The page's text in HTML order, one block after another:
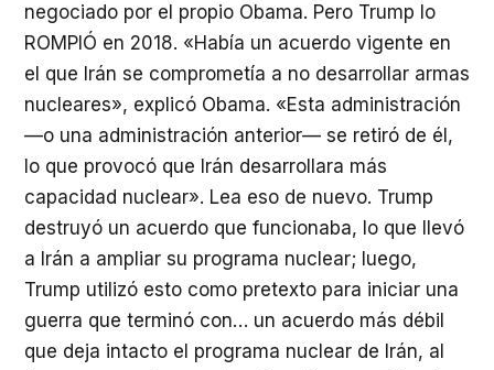
negociado por el propio Obama. Pero Trump lo
ROMPIÓ en 2018. «Había un acuerdo vigente en
el que Irán se comprometía a no desarrollar armas
nucleares», explicó Obama. «Esta administración
—o una administración anterior— se retiró de él,
lo que provocó que Irán desarrollara más
capacidad nuclear». Lea eso de nuevo. Trump
destruyó un acuerdo que funcionaba, lo que llevó
a Irán a ampliar su programa nuclear; luego,
Trump utilizó esto como pretexto para iniciar una
guerra que terminó con… un acuerdo más débil
que deja intacto el programa nuclear de Irán, al